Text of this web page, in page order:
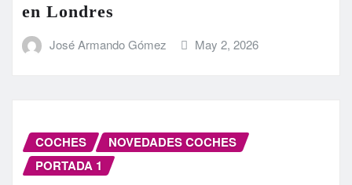
en Londres
José Armando Gómez May 2, 2026
COCHES
NOVEDADES COCHES
PORTADA 1